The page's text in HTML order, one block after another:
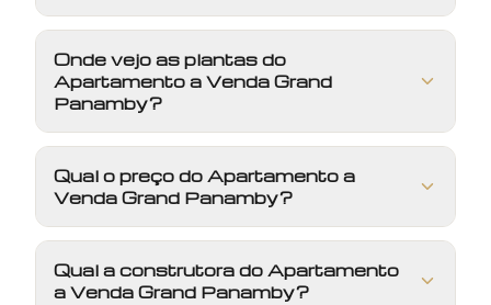
Onde vejo as plantas do
Apartamento a Venda Grand
Panamby?
Qual o preço do Apartamento a
Venda Grand Panamby?
Qual a construtora do Apartamento
a Venda Grand Panamby?